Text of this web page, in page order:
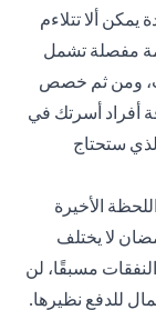
يمكن ألا تتلاءم
مفصلة تشمل
ومن ثم خصص
أفراد أسرتك في
ستحتاج
الأخيرة
لا يختلف
مسبقًا، لن
للدفع نظيرها.